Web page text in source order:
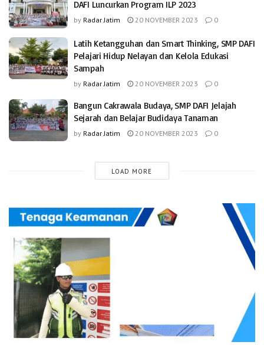
DAFI Luncurkan Program ILP 2023
by Radar Jatim 20 NOVEMBER 2023 0
Latih Ketangguhan dan Smart Thinking, SMP DAFI
Pelajari Hidup Nelayan dan Kelola Edukasi
Sampah
by Radar Jatim 20 NOVEMBER 2023 0
Bangun Cakrawala Budaya, SMP DAFI Jelajah
Sejarah dan Belajar Budidaya Tanaman
by Radar Jatim 20 NOVEMBER 2023 0
LOAD MORE